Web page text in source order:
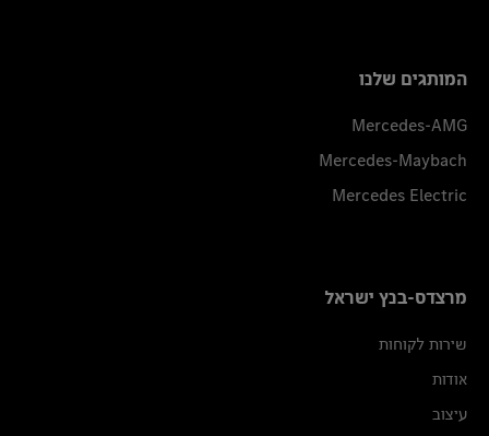
המותגים שלנו
Mercedes-AMG
Mercedes-Maybach
Mercedes Electric
מרצדס-בנץ ישראל
שירות לקוחות
אודות
עיצוב